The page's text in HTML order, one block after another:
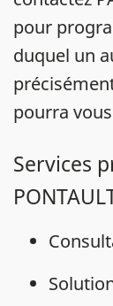
pour
duquel un
pourra
Services